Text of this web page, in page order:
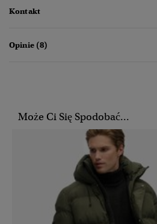
Kontakt
Opinie (8)
Może Ci Się Spodobać...